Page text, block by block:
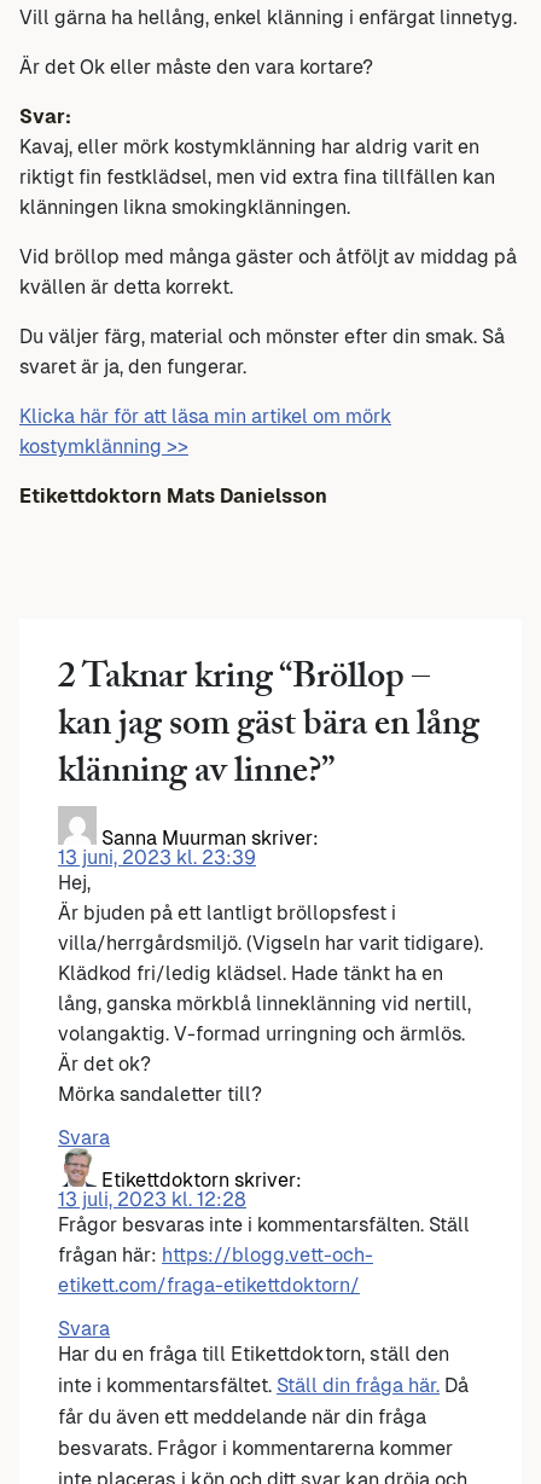
Vill gärna ha hellång, enkel klänning i enfärgat linnetyg.
Är det Ok eller måste den vara kortare?
Svar:
Kavaj, eller mörk kostymklänning har aldrig varit en
riktigt fin festklädsel, men vid extra fina tillfällen kan
klänningen likna smokingklänningen.
Vid bröllop med många gäster och åtföljt av middag på
kvällen är detta korrekt.
Du väljer färg, material och mönster efter din smak. Så
svaret är ja, den fungerar.
Klicka här för att läsa min artikel om mörk
kostymklänning >>
Etikettdoktorn Mats Danielsson
2 Taknar kring “Bröllop –
kan jag som gäst bära en lång
klänning av linne?”
Sanna Muurman skriver:
13 juni, 2023 kl. 23:39
Hej,
Är bjuden på ett lantligt bröllopsfest i
villa/herrgårdsmiljö. (Vigseln har varit tidigare).
Klädkod fri/ledig klädsel. Hade tänkt ha en
lång, ganska mörkblå linneklänning vid nertill,
volangaktig. V-formad urringning och ärmlös.
Är det ok?
Mörka sandaletter till?
Svara
Etikettdoktorn skriver:
13 juli, 2023 kl. 12:28
Frågor besvaras inte i kommentarsfälten. Ställ
frågan här: https://blogg.vett-och-
etikett.com/fraga-etikettdoktorn/
Svara
Har du en fråga till Etikettdoktorn, ställ den
inte i kommentarsfältet. Ställ din fråga här. Då
får du även ett meddelande när din fråga
besvarats. Frågor i kommentarerna kommer